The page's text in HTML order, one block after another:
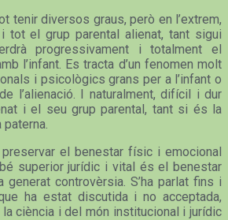
tenir diversos graus, però en l’extrem,
tot el grup parental alienat, tant sigui
progressivament i totalment el
l’infant. Es tracta d’un fenomen molt
i psicològics grans per a l’infant o
l’alienació. I naturalment, difícil i dur
i el seu grup parental, tant si és la
paterna.
el benestar físic i emocional
superior jurídic i vital és el benestar
generat controvèrsia. S’ha parlat fins i
ha estat discutida i no acceptada,
ciència i del món institucional i jurídic